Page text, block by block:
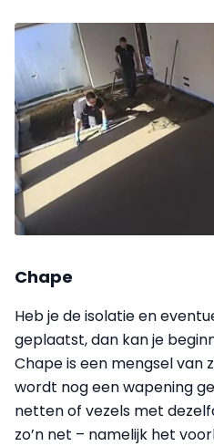
Chape
Heb je de isolatie en
geplaatst, dan kan je
Chape is een mengsel van
wordt nog een wapening
netten of vezels met
zo’n net – namelijk het